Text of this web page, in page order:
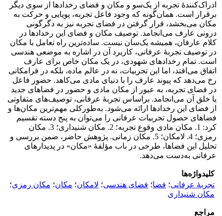
ادراک‌کنندۀ تجربه از یک‌سو و مکان و فضای رخدادها از سوی دیگر
برقرار است. همان‌گونه که وجود فاعل تجربه، پویایی و حرکت به
مکان می‌بخشد، قرار گرفتن در فضای تجربه نیز به دگرگونی
درونی عارف می‌انجامد. توصیف مکان و فضای این رخدادها در
کلام عارفان، همیشه یک‌سان نیست. ساده‌ترین راه تعامل با مکان
در توصیف تجربۀ عرفانی، کاربرد آن در اشاره به موضعی هندسی
است. تمام رخدادهای شهودی، در یک مکان خاص برای عارف
اتفاق می‌افتد، اما این تجربیات، نه در عالم ماده، بلکه در فرامکانی
رخ می‌دهد که پیوند عارف را با دنیای مادی می‌کاهد. حضور فاعل
در فضای تجربه، به عبور از مکان مادی و حضور در فضاهای جدید
یا خلق آن می‌انجامد. براساس تجربۀ عرفانی، توصیف‌های متفاوتی
از فضای این رخدادها ارائه می‌شود. به‌طورکلی مهم‌ترین مکان‌ها و
فضاهای حصول تجربیات عرفانی را می‌توان به پنج دسته تقسیم
کرد: 1. مکان مادی وقوع تجربه؛ 2. مکان شنیداری؛ 3. مکان
رمزی؛ 4. لامکان؛ 5. مکان زمانی. پژوهش حاضر، ضمن بررسی و
تحلیل این فضاها، طرحی در باب مؤلفۀ «مکان» در پدیدارهای
عرفانی به‌دست می‌دهد.
کلیدواژه‌ها
تجربۀ عرفانی؛ فضا؛ فضای هندسی؛ لامکان؛ مکان؛ مکان رمزی؛
مکان شنیداری
مراجع